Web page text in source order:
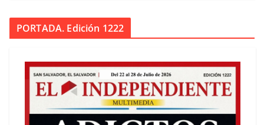
PORTADA. Edición 1222